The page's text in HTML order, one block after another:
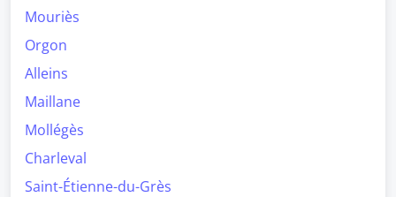
Mouriès
Orgon
Alleins
Maillane
Mollégès
Charleval
Saint-Étienne-du-Grès